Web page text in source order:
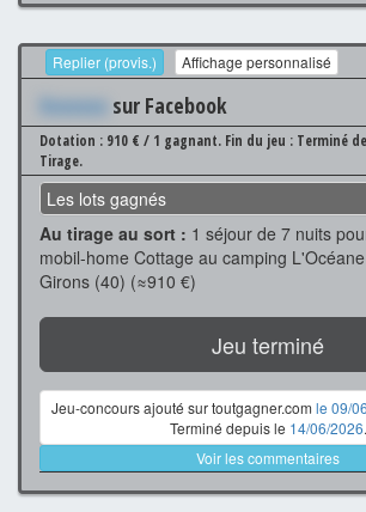
Replier (provis.) Affichage personnalisé
Xxxxxxx sur Facebook
Dotation : 910 € / 1 gagnant. Fin du jeu : Terminé
Tirage.
Les lots gagnés
Au tirage au sort : 1 séjour de 7 nuits
mobil-home Cottage au camping
Girons (40) (≈910 €)
Jeu terminé
Jeu-concours ajouté sur toutgagner.com le 09/
Terminé depuis le 14/06/2026.
Voir les commentaires